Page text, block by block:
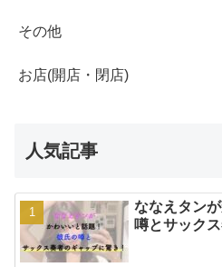
その他
お店(開店・閉店)
人気記事
ななえタン
噂とサック